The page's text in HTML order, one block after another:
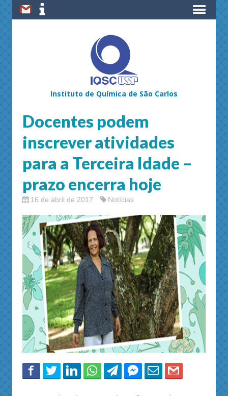
Instituto de Química de São Carlos
Docentes podem
inscrever atividades
para a Terceira Idade –
prazo encerra hoje
16 de abril de 2017 Notícias